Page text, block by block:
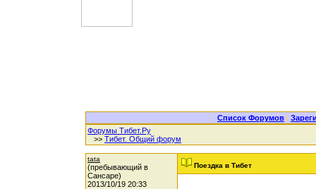
Список Форумов |
Форумы Тибет.Ру
>> Тибет. Общий форум
tata
(пребывающий в
Сансаре)
2013/10/19 20:33
Поездка в Тибет